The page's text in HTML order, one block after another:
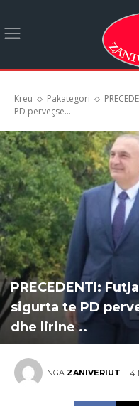
Kreu Pakategori
PD perveçse...
PRECEDENTI:
sigurta te PD
dhe lirine ..
NGA ZANIVERIUT 4